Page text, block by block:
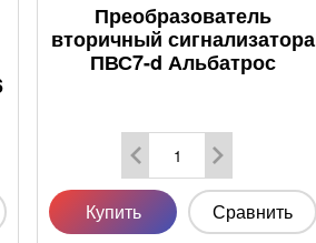
Преобразователь
вторичный сигнализатора
ПВС7-d Альбатрос
Купить Сравнить